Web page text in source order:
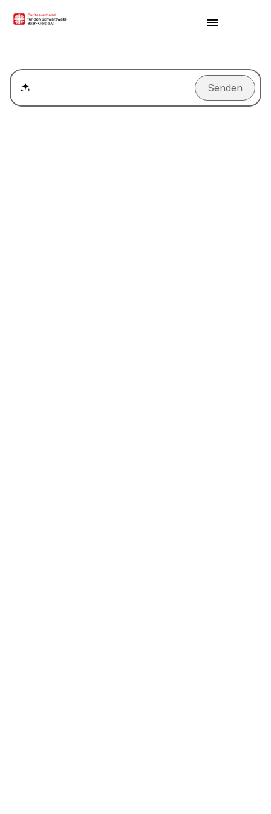
Wie kann ich einen Termin für ein Beratungsgespräch
Senden